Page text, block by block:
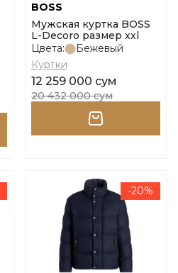
BOSS
Мужская куртка BOSS
L-Decoro размер xxl
Цвета:
Бежевый
Куртки
12 259 000 сум
20 432 000 сум
-20%